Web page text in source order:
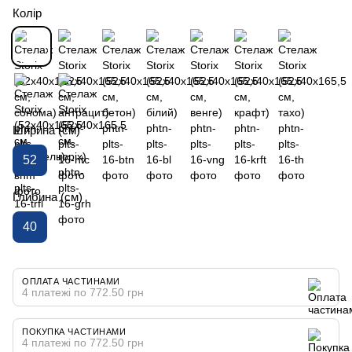
Колір
Ширина (см)
52
Глибина (см)
40
ОПЛАТА ЧАСТИНАМИ
4 платежі по 772.50 грн
ПОКУПКА ЧАСТИНАМИ
4 платежі по 772.50 грн